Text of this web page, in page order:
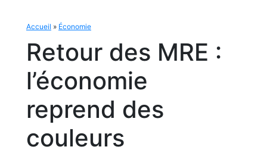
Accueil » Économie
Retour des MRE :
l’économie
reprend des
couleurs